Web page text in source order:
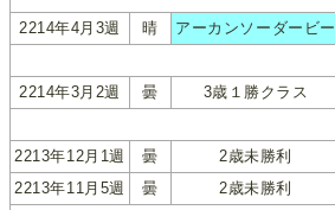
2214年4月3週 晴 アーカンソーダービー
2214年3月2週 曇 3歳１勝クラス
2213年12月1週 曇 2歳未勝利
2213年11月5週
曇 2歳未勝利